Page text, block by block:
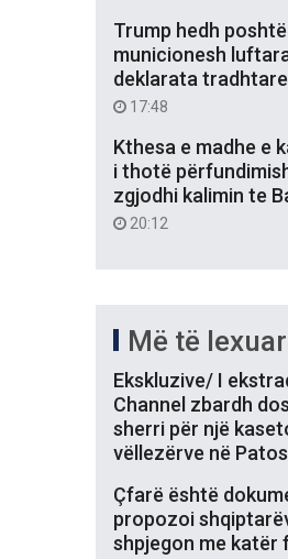
Trump hedh
municionesh
deklarata
17:48
Kthesa e madhe e
i thotë
zgjodhi kalimin te
20:12
Më të
Ekskluzive/ I
Channel zbardh
sherri për një
vëllezërve në Patos
Çfarë është
propozoi
shpjegon me katër